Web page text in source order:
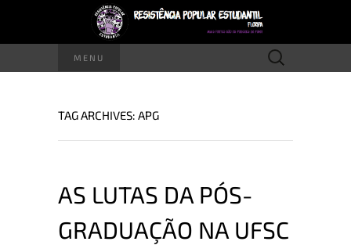
MENU
Pesquisar
por:
TAG ARCHIVES: APG
AS LUTAS DA PÓS-
GRADUAÇÃO NA UFSC